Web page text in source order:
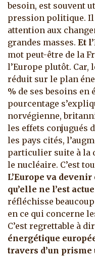
besoin, est souvent
pression politique. Il
attention aux
grandes masses. Et
mot peut-être de la
l’Europe plutôt. Car,
réduit sur le plan
% de ses besoins en
pourcentage
norvégienne,
les effets conjugués
les pays cités,
particulier suite à la
le nucléaire. C’est
L’Europe va
qu’elle ne l’est
réfléchisse
en ce qui concerne
C’est regrettable à
énergétique
travers d’un